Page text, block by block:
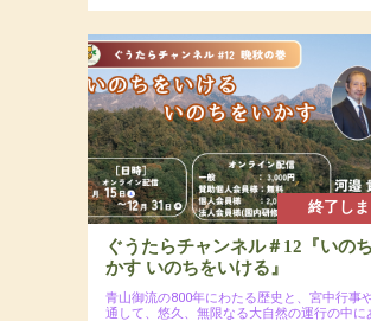
終了し
ぐうたらチャンネル＃12『いの
かす いのちをいける』
青山御流の800年にわたる歴史と、宮中行事
通して、悠久、無限なる大自然の運行の中に